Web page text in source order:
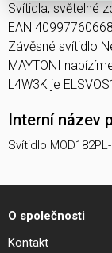
Svítidla, světelné
EAN
Závěsné svítidlo
MAYTONI
L4W3K je
Interní název
Svítidlo
O společnosti
Kontakt